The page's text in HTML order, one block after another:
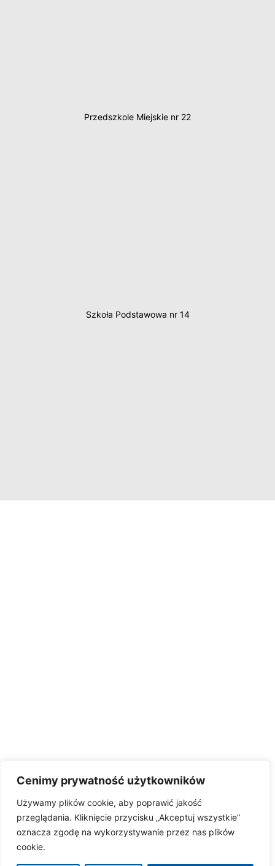
Cenimy prywatność użytkowników
Używamy plików cookie, aby poprawić jakość
przeglądania. Kliknięcie przycisku „Akceptuj wszystkie”
oznacza zgodę na wykorzystywanie przez nas plików
cookie.
Przedszkole Miejskie nr 22
Szkoła Podstawowa nr 14